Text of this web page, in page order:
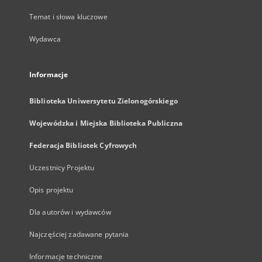
Temat i słowa kluczowe
Wydawca
Informacje
Biblioteka Uniwersytetu Zielonogórskiego
Wojewódzka i Miejska Biblioteka Publiczna
Federacja Bibliotek Cyfrowych
Uczestnicy Projektu
Opis projektu
Dla autorów i wydawców
Najczęściej zadawane pytania
Informacje techniczne